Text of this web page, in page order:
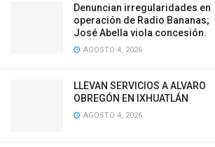
Denuncian irregularidades en
operación de Radio Bananas;
José Abella viola concesión.
AGOSTO 4, 2026
LLEVAN SERVICIOS A ALVARO
OBREGÓN EN IXHUATLÁN
AGOSTO 4, 2026